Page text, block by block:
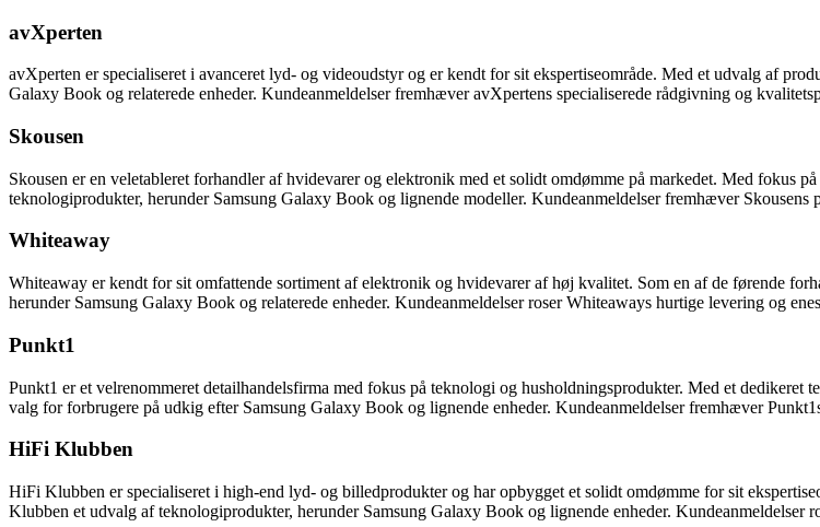
avXperten
avXperten er specialiseret i avanceret lyd- og videoudstyr og er kendt for sit ekspertiseområde. Med et udvalg af
Galaxy Book og relaterede enheder. Kundeanmeldelser fremhæver avXpertens specialiserede rådgivning og
Skousen
Skousen er en veletableret forhandler af hvidevarer og elektronik med et solidt omdømme på markedet. Med fokus
teknologiprodukter, herunder Samsung Galaxy Book og lignende modeller. Kundeanmeldelser fremhæver Skousens
Whiteaway
Whiteaway er kendt for sit omfattende sortiment af elektronik og hvidevarer af høj kvalitet. Som en af de førende
herunder Samsung Galaxy Book og relaterede enheder. Kundeanmeldelser roser Whiteaways hurtige levering og
Punkt1
Punkt1 er et velrenommeret detailhandelsfirma med fokus på teknologi og husholdningsprodukter. Med et dedikeret
valg for forbrugere på udkig efter Samsung Galaxy Book og lignende enheder. Kundeanmeldelser fremhæver
HiFi Klubben
HiFi Klubben er specialiseret i high-end lyd- og billedprodukter og har opbygget et solidt omdømme for sit
Klubben et udvalg af teknologiprodukter, herunder Samsung Galaxy Book og lignende enheder.